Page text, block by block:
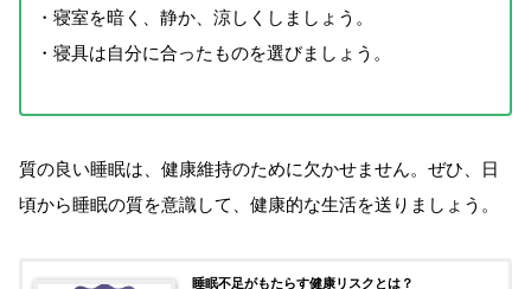
・寝室を暗く、静か、涼しくしましょう。
・寝具は自分に合ったものを選びましょう。
質の良い睡眠は、健康維持のために欠かせません。ぜひ、日
頃から睡眠の質を意識して、健康的な生活を送りましょう。
睡眠不足がもたらす健康リスクとは？